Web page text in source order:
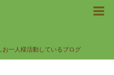
一人様活動しているブログ